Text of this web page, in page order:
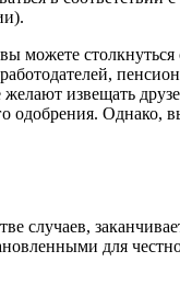
можете
извещать
Однако,
случаев,
для